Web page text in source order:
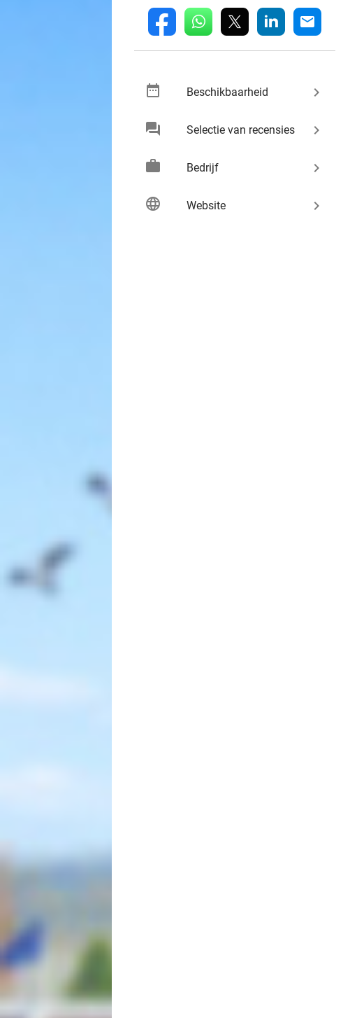
fb whatsapp linkedin mail
date_range Beschikbaarheid keyboard_arrow_right
chat Selectie van recensies keyboard_arrow_right
work Bedrijf keyboard_arrow_right
language Website keyboard_arrow_right